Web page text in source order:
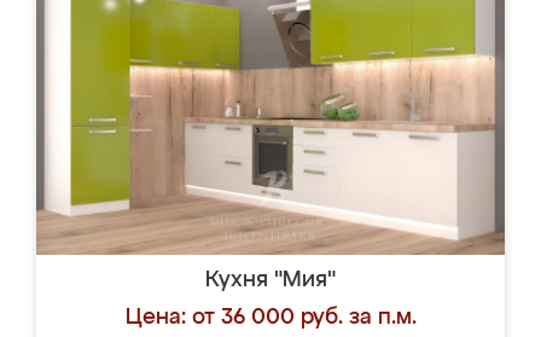
Кухня "Мия"
Цена: от 36 000 руб. за п.м.